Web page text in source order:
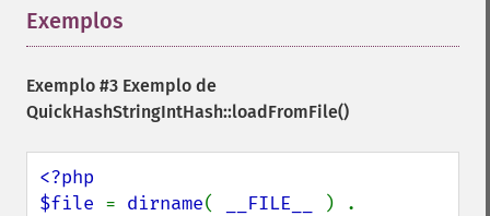
Exemplos
Exemplo #3 Exemplo de
QuickHashStringIntHash::loadFromFile()
<?php
$file = dirname( __FILE__